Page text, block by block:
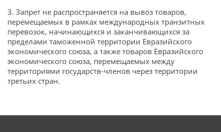
3. Запрет не распространяется на вывоз товаров,
перемещаемых в рамках международных транзитных
перевозок, начинающихся и заканчивающихся за
пределами таможенной территории Евразийского
экономического союза, а также товаров Евразийского
экономического союза, перемещаемых между
территориями государств-членов через территории
третьих стран.